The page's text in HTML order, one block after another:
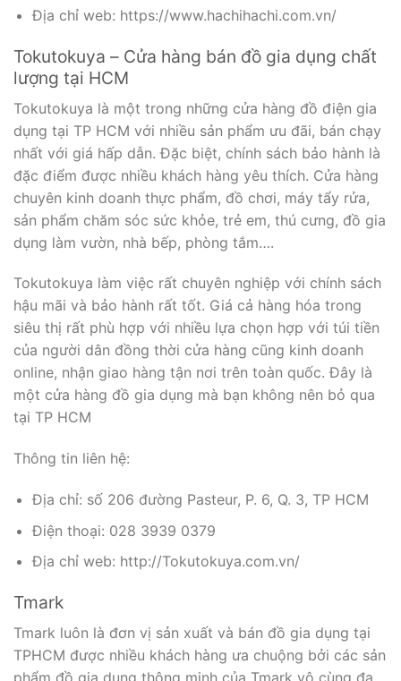
Địa chỉ web: https://www.hachihachi.com.vn/
Tokutokuya – Cửa hàng bán đồ gia dụng chất
lượng tại HCM
Tokutokuya là một trong những cửa hàng đồ điện gia
dụng tại TP HCM với nhiều sản phẩm ưu đãi, bán chạy
nhất với giá hấp dẫn. Đặc biệt, chính sách bảo hành là
đặc điểm được nhiều khách hàng yêu thích. Cửa hàng
chuyên kinh doanh thực phẩm, đồ chơi, máy tẩy rửa,
sản phẩm chăm sóc sức khỏe, trẻ em, thú cưng, đồ gia
dụng làm vườn, nhà bếp, phòng tắm….
Tokutokuya làm việc rất chuyên nghiệp với chính sách
hậu mãi và bảo hành rất tốt. Giá cả hàng hóa trong
siêu thị rất phù hợp với nhiều lựa chọn hợp với túi tiền
của người dân đồng thời cửa hàng cũng kinh doanh
online, nhận giao hàng tận nơi trên toàn quốc. Đây là
một cửa hàng đồ gia dụng mà bạn không nên bỏ qua
tại TP HCM
Thông tin liên hệ:
Địa chỉ: số 206 đường Pasteur, P. 6, Q. 3, TP HCM
Điện thoại: 028 3939 0379
Địa chỉ web: http://Tokutokuya.com.vn/
Tmark
Tmark luôn là đơn vị sản xuất và bán đồ gia dụng tại
TPHCM được nhiều khách hàng ưa chuộng bởi các sản
phẩm đồ gia dụng thông minh của Tmark vô cùng đa